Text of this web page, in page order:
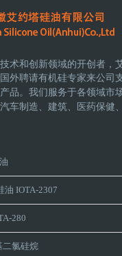
术和创新领域的开创者，
外聘请有机硅专家来公司
品。 我们服务于各领域市
车制造、建筑、医药保健
油 IOTA-2307
280
二氯硅烷